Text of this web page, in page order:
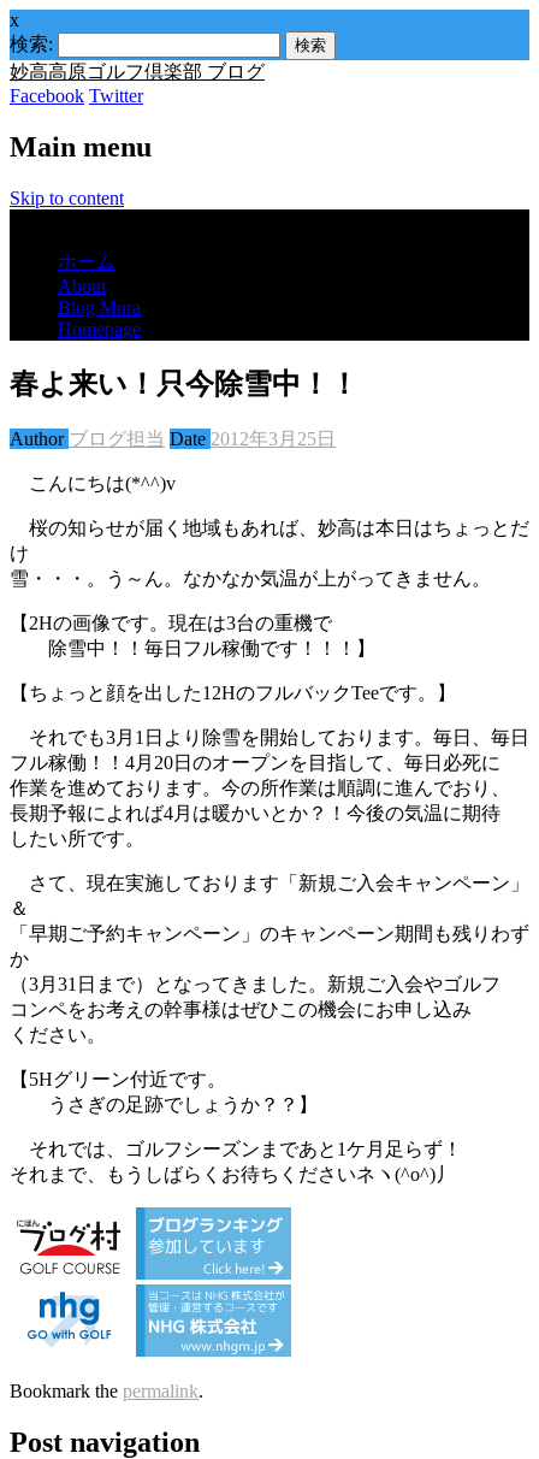
x
検索:
妙高高原ゴルフ倶楽部 ブログ
Facebook Twitter
Main menu
Skip to content
ホーム
About
Blog Mura
Homepage
春よ来い！只今除雪中！！
Author ブログ担当 Date 2012年3月25日
こんにちは(*^^)v
桜の知らせが届く地域もあれば、妙高は本日はちょっとだ
け
雪・・・。う～ん。なかなか気温が上がってきません。
【2Hの画像です。現在は3台の重機で
除雪中！！毎日フル稼働です！！！】
【ちょっと顔を出した12HのフルバックTeeです。】
それでも3月1日より除雪を開始しております。毎日、毎日
フル稼働！！4月20日のオープンを目指して、毎日必死に
作業を進めております。今の所作業は順調に進んでおり、
長期予報によれば4月は暖かいとか？！今後の気温に期待
したい所です。
さて、現在実施しております「新規ご入会キャンペーン」
＆
「早期ご予約キャンペーン」のキャンペーン期間も残りわず
か
（3月31日まで）となってきました。新規ご入会やゴルフ
コンペをお考えの幹事様はぜひこの機会にお申し込み
ください。
【5Hグリーン付近です。
うさぎの足跡でしょうか？？】
それでは、ゴルフシーズンまであと1ケ月足らず！
それまで、もうしばらくお待ちくださいネヽ(^o^)丿
Bookmark the permalink.
Post navigation